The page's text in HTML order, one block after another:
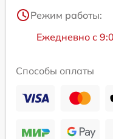
Режим работы:
Ежедневно с
Способы оплаты